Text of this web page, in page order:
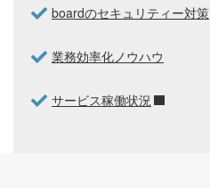
boardのセキュリティー対策
業務効率化ノウハウ
サービス稼働状況